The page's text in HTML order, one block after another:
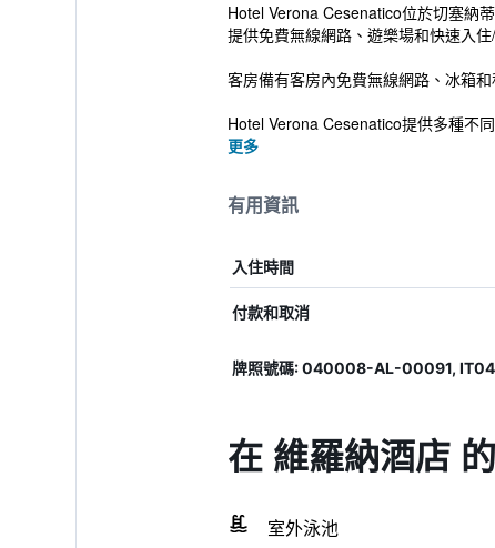
Hotel Verona Cesenatico位於切塞納
提供免費無線網路、遊樂場和快速入住
客房備有客房內免費無線網路、冰箱
Hotel Verona Cesenatico提供多種不
更多
有用資訊
入住時間
付款和取消
牌照號碼: 040008-AL-00091,
在 維羅納酒店
室外泳池